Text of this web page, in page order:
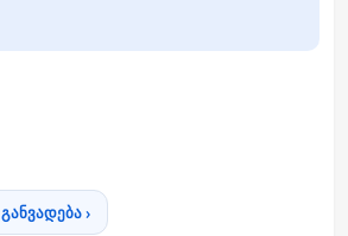
განვადება ›